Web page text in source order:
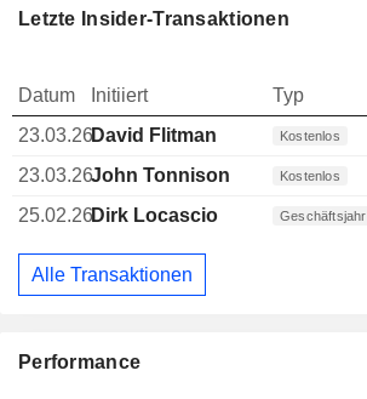
Performance
Letzte Insider-Transaktionen
Datum Initiiert Typ
23.03.26David Flitman Kostenlos
23.03.26John Tonnison Kostenlos
25.02.26Dirk Locascio Geschäftsjahr
Alle Transaktionen